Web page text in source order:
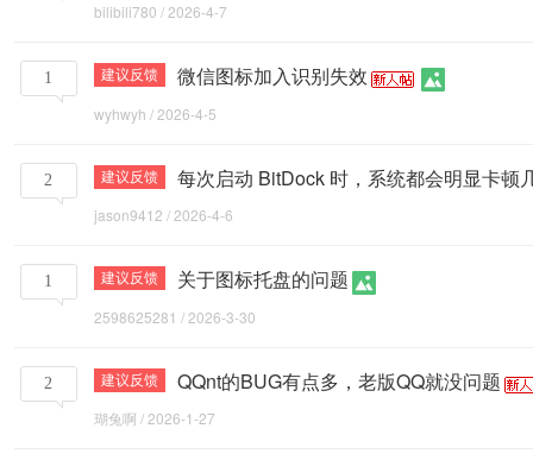
bilibili780 / 2026-4-7
1 建议反馈 微信图标加入识别失效
wyhwyh / 2026-4-5
2 建议反馈 每次启动 BitDock 时，系统都会明显卡顿
jason9412 / 2026-4-6
1 建议反馈 关于图标托盘的问题
2598625281 / 2026-3-30
2 建议反馈 QQnt的BUG有点多，老版QQ就没问题
瑚兔啊 / 2026-1-27